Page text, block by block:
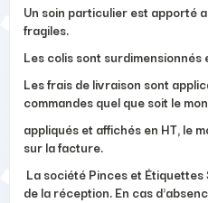
Un soin particulier est apporté
fragiles.
Les colis sont
Les frais de livraison sont
commandes quel que soit le
appliqués et affichés en HT, le
sur la facture.
La société Pinces et Étiquettes
de la réception. En cas